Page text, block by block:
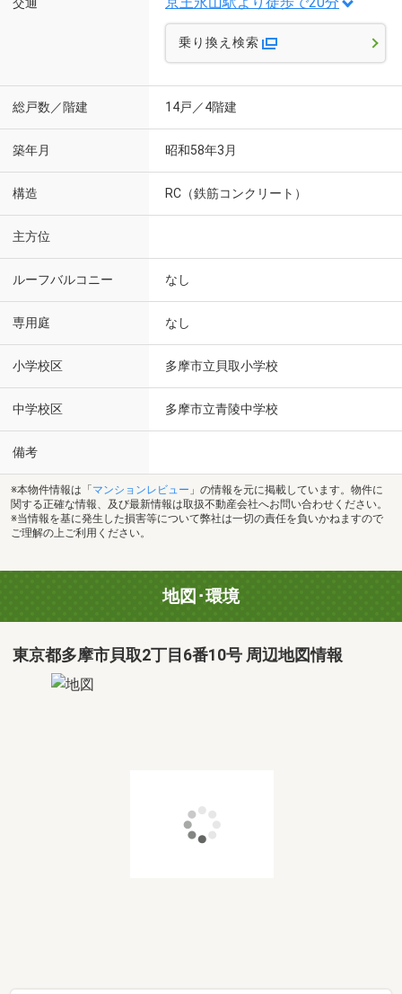
交通
乗り換え検索
総戸数／階建 14戸／4階建
築年月 昭和58年3月
構造 RC（鉄筋コンクリート）
主方位
ルーフバルコニー なし
専用庭 なし
小学校区 多摩市立貝取小学校
中学校区 多摩市立青陵中学校
備考
※本物件情報は「 マンションレビュー 」の情報を元に掲載しています。物件に
関する正確な情報、及び最新情報は取扱不動産会社へお問い合わせください。
※当情報を基に発生した損害等について弊社は一切の責任を負いかねますので
ご理解の上ご利用ください。
地図･環境
東京都多摩市貝取2丁目6番10号 周辺地図情報